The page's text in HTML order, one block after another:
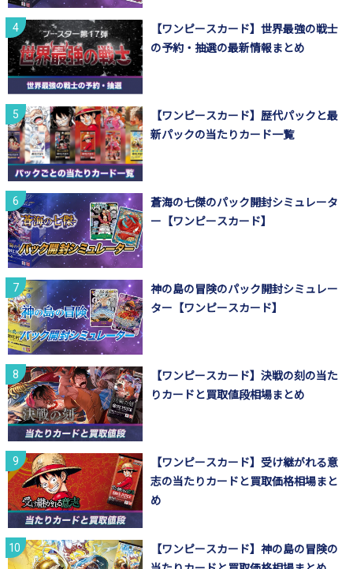
【ワンピースカード】世界最強の戦士
の予約・抽選の最新情報まとめ
【ワンピースカード】歴代パックと最
新パックの当たりカード一覧
蒼海の七傑のパック開封シミュレータ
ー【ワンピースカード】
神の島の冒険のパック開封シミュレー
ター【ワンピースカード】
【ワンピースカード】決戦の刻の当た
りカードと買取値段相場まとめ
【ワンピースカード】受け継がれる意
志の当たりカードと買取価格相場まと
め
【ワンピースカード】神の島の冒険の